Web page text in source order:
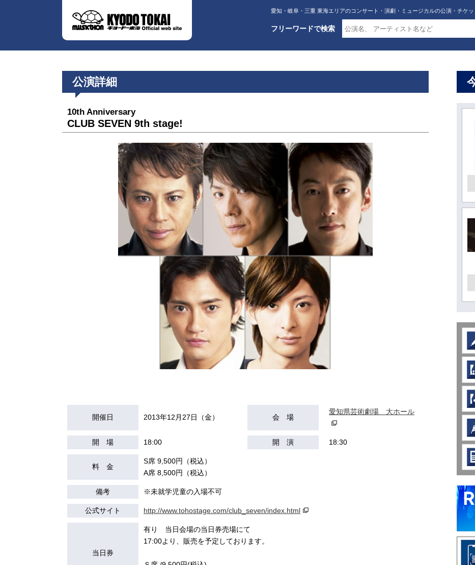
愛知・岐阜・三重 東海エリアのコンサート・演劇・ミュージカルの公演・チケッ
フリーワードで検索
公演詳細
10th Anniversary
CLUB SEVEN 9th stage!
開催日 2013年12月27日（金） 会 場
愛知県芸術劇場 大ホール
開 場 18:00 開 演 18:30
料 金
S席 9,500円（税込）
A席 8,500円（税込）
備考 ※未就学児童の入場不可
公式サイト http://www.tohostage.com/club_seven/index.html
当日券
有り 当日会場の当日券売場にて
17:00より、販売を予定しております。